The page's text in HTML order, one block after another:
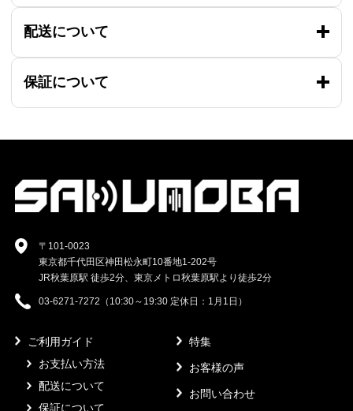
配送について
保証について
〒101-0023
東京都千代田区神田松永町10番地1-202号
JR秋葉原駅 徒歩2分、東京メトロ秋葉原駅より徒歩2分
03-6271-7272（10:30～19:30 定休日：1月1日）
ご利用ガイド
お支払い方法
配送について
保証について
特集
お客様の声
お問い合わせ